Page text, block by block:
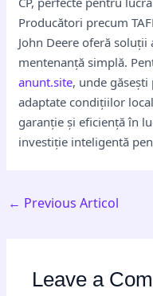
Producători precum
John Deere oferă soluții
mentenanță simplă.
anunt.site, unde
adaptate condițiilor
garanție și eficiență în
investiție inteligentă
← Previous Articol
Leave a